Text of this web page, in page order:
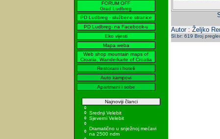
FORUM OFF
Grad Ludbreg
PD Ludbreg - službene stranice
PD Ludbreg- na Facebook-u
Eko vijesti
Mapa weba
Web shop mountain maps of
Croatia, Wanderkarte of Croatia
Restorani i hoteli
Auto kampovi
Apartmani i sobe
Najnoviji članci
Srednji Velebit
Sjeverni Velebit
Dramatično u snježnoj mećavi
na 2500 ndm
Autor : Željko
Sl.br: 619 Broj